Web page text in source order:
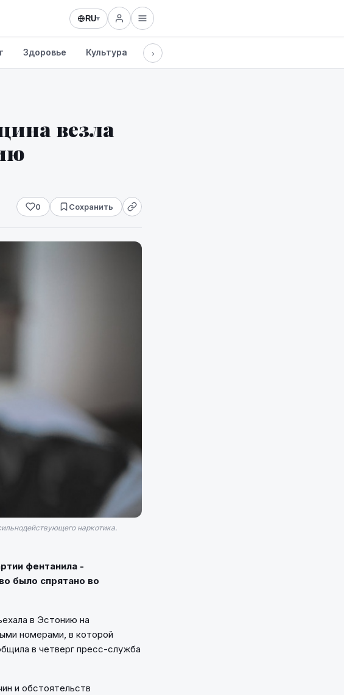
RU▾
Здоровье Культура Технологии
›
везла
0 Сохранить
наркотика.
фентанила -
было спрятано во
в Эстонию на
номерами, в которой
в четверг пресс-служба
и обстоятельств